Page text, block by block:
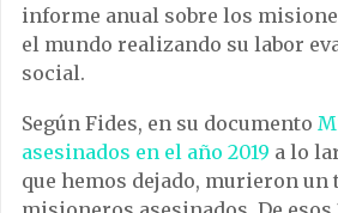
informe anual sobre los
el mundo realizando su labor
social.
Según Fides, en su documento
asesinados en el año 2019 a lo
que hemos dejado, murieron un